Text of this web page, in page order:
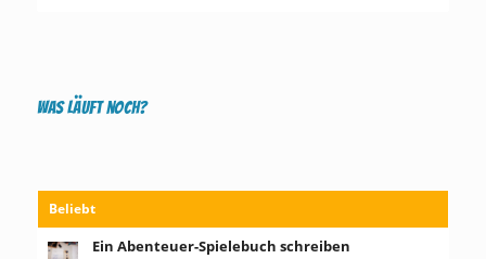
Was läuft noch?
Beliebt
Ein Abenteuer-Spielebuch schreiben